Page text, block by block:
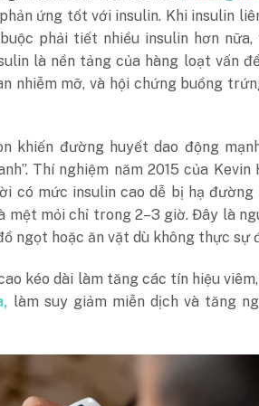
ứng tốt với insulin. Khi insulin
phải tiết nhiều insulin hơn nữa,
là nền tảng của hàng loạt vấn
nhiễm mỡ, và hội chứng buồng
khiến đường huyết dao động
Thí nghiệm năm 2015 của Kevin
có mức insulin cao dễ bị hạ đường
mệt mỏi chỉ trong 2–3 giờ. Đây là
ngọt hoặc ăn vặt dù không thực sự
kéo dài làm tăng các tín hiệu
làm suy giảm miễn dịch và tăng